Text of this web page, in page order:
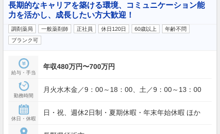
長期的なキャリアを築ける環境、コミュニケーション能
力を活かし、成長したい方大歓迎！
調剤薬局 一般薬剤師 正社員 休日120日 60歳以上
年齢不問
ブランク可
給与・手当
年収480万円〜700万円
勤務時間
月火水木金／9：00～18：00、土／9：00～13：00
休日・休暇
日・祝、週休2日制・夏期休暇・年末年始休暇 ほか